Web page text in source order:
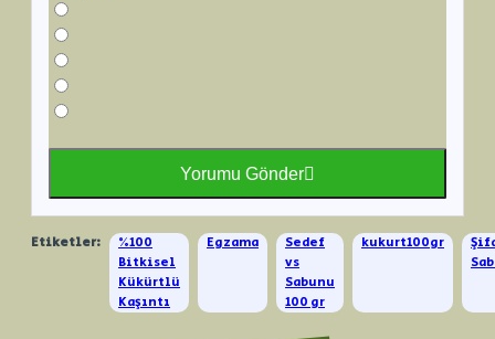
Yorumu Gönder
Etiketler:
%100
Bitkisel
Kükürtlü
Kaşıntı
Egzama
Sedef
vs
Sabunu
100 gr
kukurt100gr